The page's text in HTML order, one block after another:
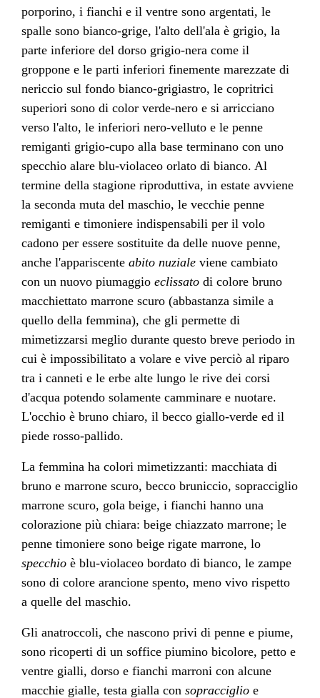
porporino, i fianchi e il ventre sono argentati, le
spalle sono bianco-grige, l'alto dell'ala è grigio, la
parte inferiore del dorso grigio-nera come il
groppone e le parti inferiori finemente marezzate di
nericcio sul fondo bianco-grigiastro, le copritrici
superiori sono di color verde-nero e si arricciano
verso l'alto, le inferiori nero-velluto e le penne
remiganti grigio-cupo alla base terminano con uno
specchio alare blu-violaceo orlato di bianco. Al
termine della stagione riproduttiva, in estate avviene
la seconda muta del maschio, le vecchie penne
remiganti e timoniere indispensabili per il volo
cadono per essere sostituite da delle nuove penne,
anche l'appariscente abito nuziale viene cambiato
con un nuovo piumaggio eclissato di colore bruno
macchiettato marrone scuro (abbastanza simile a
quello della femmina), che gli permette di
mimetizzarsi meglio durante questo breve periodo in
cui è impossibilitato a volare e vive perciò al riparo
tra i canneti e le erbe alte lungo le rive dei corsi
d'acqua potendo solamente camminare e nuotare.
L'occhio è bruno chiaro, il becco giallo-verde ed il
piede rosso-pallido.
La femmina ha colori mimetizzanti: macchiata di
bruno e marrone scuro, becco bruniccio, sopracciglio
marrone scuro, gola beige, i fianchi hanno una
colorazione più chiara: beige chiazzato marrone; le
penne timoniere sono beige rigate marrone, lo
specchio è blu-violaceo bordato di bianco, le zampe
sono di colore arancione spento, meno vivo rispetto
a quelle del maschio.
Gli anatroccoli, che nascono privi di penne e piume,
sono ricoperti di un soffice piumino bicolore, petto e
ventre gialli, dorso e fianchi marroni con alcune
macchie gialle, testa gialla con sopracciglio e